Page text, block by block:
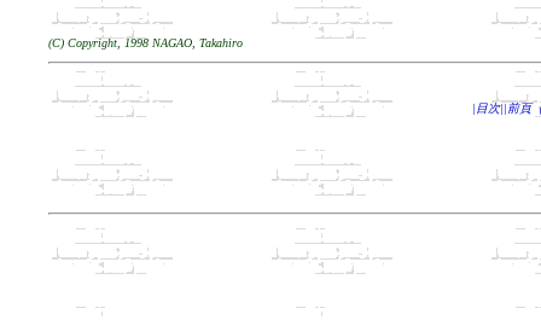
(C) Copyright, 1998 NAGAO, Takahiro
|目次||前頁